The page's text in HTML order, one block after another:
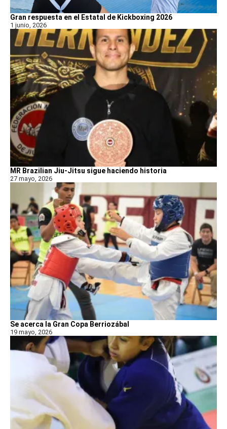
Gran respuesta en el Estatal de Kickboxing 2026
1 junio, 2026
MR Brazilian Jiu-Jitsu sigue haciendo historia
27 mayo, 2026
Se acerca la Gran Copa Berriozábal
19 mayo, 2026